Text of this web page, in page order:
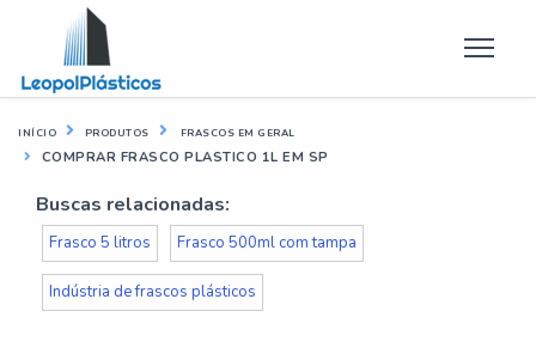
INÍCIO PRODUTOS FRASCOS EM GERAL
COMPRAR FRASCO PLASTICO 1L EM SP
Buscas relacionadas:
Frasco 5 litros Frasco 500ml com tampa
Indústria de frascos plásticos